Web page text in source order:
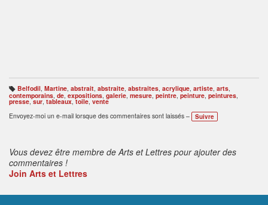
B
ali
s
e
s
Belfodil, Martine, abstrait, abstraite, abstraites, acrylique, artiste, arts,
contemporains de expositions galerie mesure peintre peinture peintures
presse ,sur tableaux ,toile vente
Envoyez-moi un e-mail lorsque des commentaires sont laissés –
Suivre
Vous devez être membre de Arts et Lettres pour ajouter des
commentaires !
Join Arts et Lettres